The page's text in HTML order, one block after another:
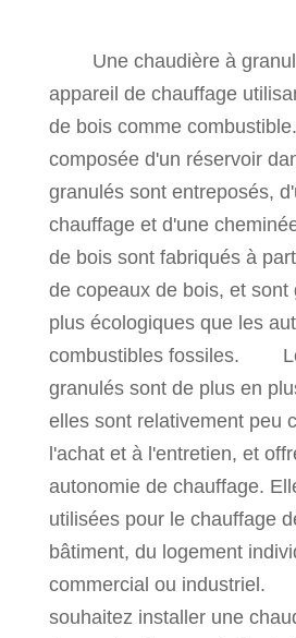
Une chaudière à
appareil de chauffage
de bois comme
composée d'un réservoir
granulés sont entreposés,
chauffage et d'une
de bois sont fabriqués à
de copeaux de bois, et sont
plus écologiques que les
combustibles fossiles.
granulés sont de plus en
elles sont relativement peu
l'achat et à l'entretien, et
autonomie de chauffage.
utilisées pour le chauffage
bâtiment, du logement
commercial ou
souhaitez installer une